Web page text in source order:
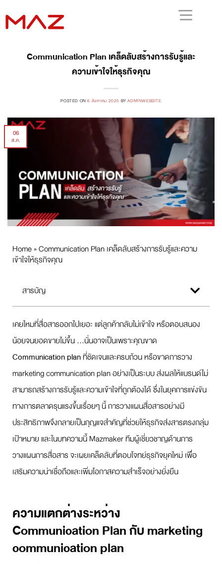
Communication Plan เคล็ดลับสร้างการรับรู้และ
ความเข้าใจให้ธุรกิจคุณ
POSTED ON6 สิงหาคม 2025 BYADMINWEBSITE
06
ส.ค.
Home»Communication Plan เคล็ดลับสร้างการรับรู้และความ
เข้าใจให้ธุรกิจคุณ
สารบัญ
เคยไหมที่สื่อสารออกไปเยอะ แต่ลูกค้ากลับไม่เข้าใจ หรือตอบสนอง
น้อยจนยอดขายไม่ขึ้น …นั่นอาจเป็นเพราะคุณขาด
Communication planที่ชัดเจนและครบถ้วน หรือขาดการวาง
marketing communication plan อย่างเป็นระบบ ส่งผลให้แบรนด์ไม่
สามารถสร้างการรับรู้และความเข้าใจที่ถูกต้องได้ ซึ่งในยุคการแข่งขัน
ทางการตลาดรุนแรงขึ้นเรื่อยๆ นี้ การวางแผนสื่อสารอย่างมี
ประสิทธิภาพจึงกลายเป็นกุญแจสำคัญที่ช่วยให้ธุรกิจส่งสารตรงกลุ่ม
เป้าหมาย และในบทความนี้ Mazmaker ทีมผู้เชี่ยวชาญด้านการ
วางแผนการสื่อสาร จะเผยเคล็ดลับที่ตอบโจทย์ธุรกิจยุคใหม่ เพื่อ
เสริมความน่าเชื่อถือและเพิ่มโอกาสความสำเร็จอย่างยั่งยืน
ความแตกต่างระหว่าง
Communication Plan กับ marketing
communication plan